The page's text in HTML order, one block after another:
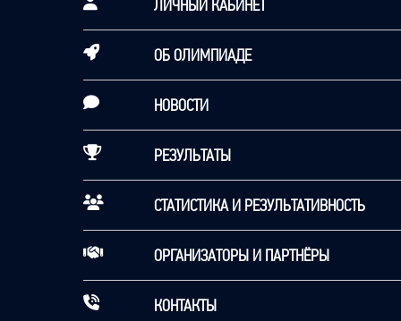
ЛИЧНЫЙ КАБИНЕТ
ОБ ОЛИМПИАДЕ
НОВОСТИ
РЕЗУЛЬТАТЫ
СТАТИСТИКА И РЕЗУЛЬТАТИВНОСТЬ
ОРГАНИЗАТОРЫ И ПАРТНЁРЫ
КОНТАКТЫ